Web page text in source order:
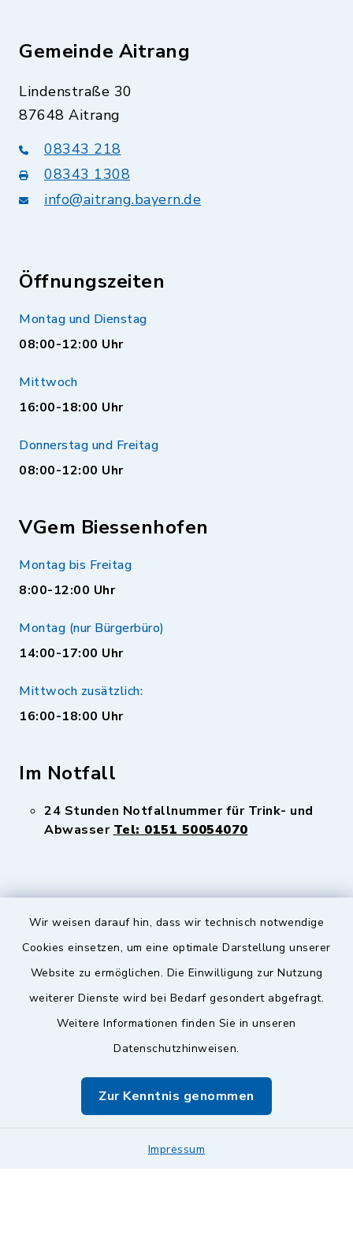
Wir weisen darauf hin, dass wir technisch notwendige
Cookies einsetzen, um eine optimale Darstellung unserer
Website zu ermöglichen. Die Einwilligung zur Nutzung
weiterer Dienste wird bei Bedarf gesondert abgefragt.
Weitere Informationen finden Sie in unseren
Datenschutzhinweisen.
Zur Kenntnis genommen
Impressum
Gemeinde Aitrang
Lindenstraße 30
87648 Aitrang
08343 218
08343 1308
info@aitrang.bayern.de
Öffnungszeiten
Montag und Dienstag
08:00-12:00 Uhr
Mittwoch
16:00-18:00 Uhr
Donnerstag und Freitag
08:00-12:00 Uhr
VGem Biessenhofen
Montag bis Freitag
8:00-12:00 Uhr
Montag (nur Bürgerbüro)
14:00-17:00 Uhr
Mittwoch zusätzlich:
16:00-18:00 Uhr
Im Notfall
24 Stunden Notfallnummer für Trink- und
Abwasser Tel: 0151 50054070
Sicherer Kontakt
Datenschutz
Sitemap
Leitweg-ID & Rechnungsadressen